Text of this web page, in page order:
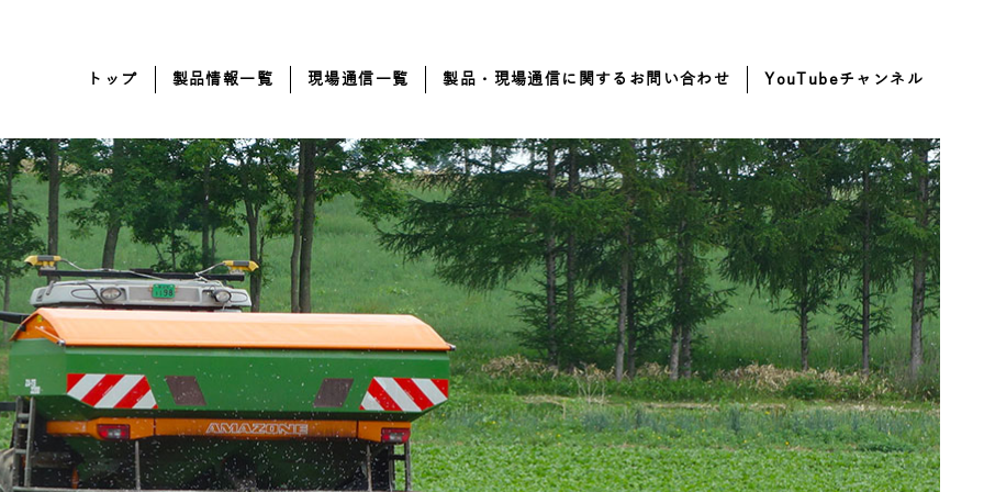
トップ 製品情報一覧 現場通信一覧 製品・現場通信に関するお問い合わせ YouTubeチャンネル